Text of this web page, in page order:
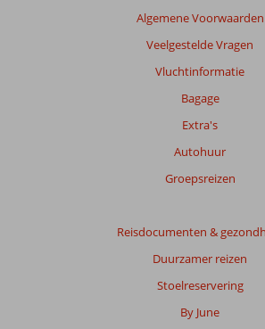
Algemene Voorwaarden
Veelgestelde Vragen
Vluchtinformatie
Bagage
Extra's
Autohuur
Groepsreizen
Reisdocumenten &
Duurzamer reizen
Stoelreservering
By June